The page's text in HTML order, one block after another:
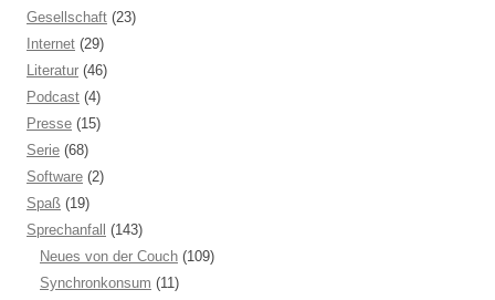
Gesellschaft (23)
Internet (29)
Literatur (46)
Podcast (4)
Presse (15)
Serie (68)
Software (2)
Spaß (19)
Sprechanfall
(143)
Neues von der Couch (109)
Synchronkonsum (11)